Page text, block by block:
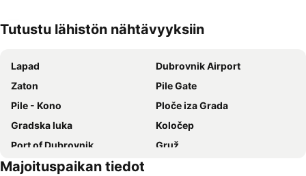
Tutustu lähistön nähtävyyksiin
Lapad
Dubrovnik Airport
Zaton
Pile Gate
Pile - Kono
Ploče iza Grada
Gradska luka
Koločep
Port of Dubrovnik
Gruž
Plaža Kupari
Majoituspaikan tiedot